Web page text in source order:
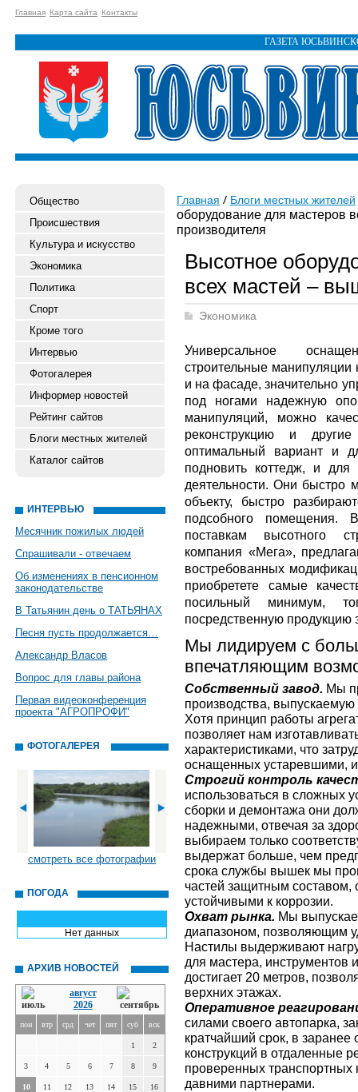
Главная Карта сайта Контакты
ГАЗЕТА
Общество
Происшествия
Культура и искусство
Экономика
Политика
Спорт
Кроме того
Интервью
Фотогалерея
Информер новостей
Рейтинг сайтов
Блоги местных жителей
Каталог сайтов
ИНТЕРВЬЮ
Месячник пожилых людей
Спрашивали - отвечаем
Об изменениях в пенсионном
законодательстве
В Татьянин день о ТАТЬЯНАХ
Песня пусть продолжается…
Александр Власов
Вопрос для главы района
Первая видеоконференция
проекта "АГРОПРОФИ"
ФОТОГАЛЕРЕЯ
смотреть все фотографии
ПОГОДА
Нет данных
АРХИВ НОВОСТЕЙ
август
2026
пон втр срд чет пят суб вск
1 2
3 4 5 6 7 8 9
10 11 12 13 14 15 16
Главная Блоги местных жителей
оборудование для мастеров
производителя
Высотное
всех мастей –
Экономика
Универсальное
строительные
и на фасаде, значительно
под ногами надежную
манипуляций, можно
реконструкцию и
оптимальный вариант и
подновить коттедж, и
деятельности. Они быстро
объекту, быстро
подсобного
поставкам высотного
компания «Мега»,
востребованных
приобретете самые
посильный минимум,
посредственную продукцию
Мы лидируем с
впечатляющим
Собственный завод. Мы
производства, выпускаемую
Хотя принцип работы
позволяет нам
характеристиками, что
оснащенных устаревшими,
Строгий контроль
использоваться в сложных
сборки и демонтажа они
надежными, отвечая за
выбираем только
выдержат больше, чем
срока службы вышек мы
частей защитным составом,
устойчивыми к коррозии.
Охват рынка. Мы
диапазоном, позволяющим
Настилы выдерживают
для мастера, инструментов
достигает 20 метров,
верхних этажах.
Оперативное
силами своего автопарка,
кратчайший срок, в
конструкций в отдаленные
проверенных
давними партнерами.